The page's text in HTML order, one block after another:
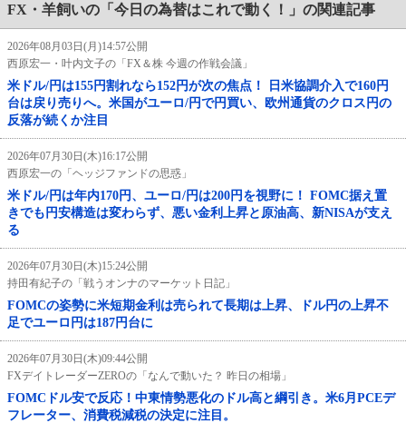
FX・羊飼いの「今日の為替はこれで動く！」の関連記事
2026年08月03日(月)14:57公開
西原宏一・叶内文子の「FX＆株 今週の作戦会議」
米ドル/円は155円割れなら152円が次の焦点！ 日米協調介入で160円
台は戻り売りへ。米国がユーロ/円で円買い、欧州通貨のクロス円の
反落が続くか注目
2026年07月30日(木)16:17公開
西原宏一の「ヘッジファンドの思惑」
米ドル/円は年内170円、ユーロ/円は200円を視野に！ FOMC据え置
きでも円安構造は変わらず、悪い金利上昇と原油高、新NISAが支え
る
2026年07月30日(木)15:24公開
持田有紀子の「戦うオンナのマーケット日記」
FOMCの姿勢に米短期金利は売られて長期は上昇、ドル円の上昇不
足でユーロ円は187円台に
2026年07月30日(木)09:44公開
FXデイトレーダーZEROの「なんで動いた？ 昨日の相場」
FOMCドル安で反応！中東情勢悪化のドル高と綱引き。米6月PCEデ
フレーター、消費税減税の決定に注目。